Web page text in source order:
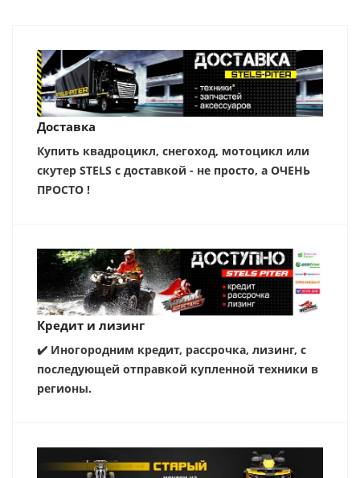
Доставка
Купить квадроцикл, снегоход, мотоцикл или
скутер STELS с доставкой - не просто, а ОЧЕНЬ
ПРОСТО !
Кредит и лизинг
✔️ Иногородним кредит, рассрочка, лизинг, с
последующей отправкой купленной техники в
регионы.